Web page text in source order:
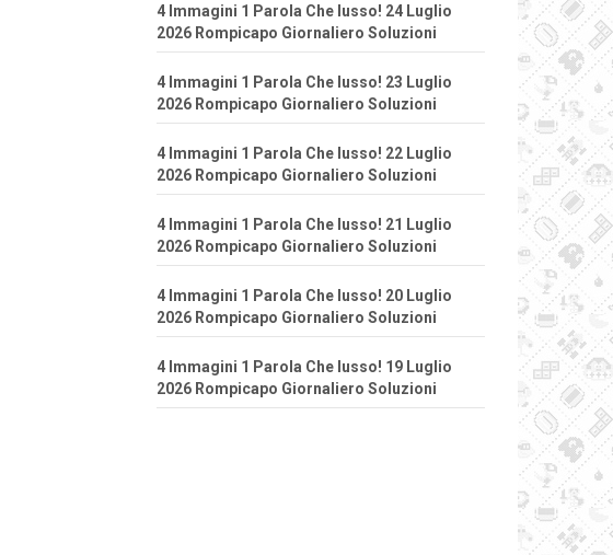
4 Immagini 1 Parola Che lusso! 24 Luglio
2026 Rompicapo Giornaliero Soluzioni
4 Immagini 1 Parola Che lusso! 23 Luglio
2026 Rompicapo Giornaliero Soluzioni
4 Immagini 1 Parola Che lusso! 22 Luglio
2026 Rompicapo Giornaliero Soluzioni
4 Immagini 1 Parola Che lusso! 21 Luglio
2026 Rompicapo Giornaliero Soluzioni
4 Immagini 1 Parola Che lusso! 20 Luglio
2026 Rompicapo Giornaliero Soluzioni
4 Immagini 1 Parola Che lusso! 19 Luglio
2026 Rompicapo Giornaliero Soluzioni